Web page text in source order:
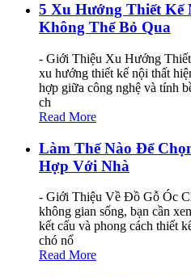
5 Xu Hướng Thiết Kế
Không Thể Bỏ Qua
- Giới Thiệu Xu Hướng
xu hướng thiết kế nội thất
hợp giữa công nghệ và tính
ch
Read More
Làm Thế Nào Để
Hợp Với Nhà
- Giới Thiệu Về Đồ Gỗ Óc
không gian sống, bạn cần
kết cấu và phong cách thiết
chó nổ
Read More